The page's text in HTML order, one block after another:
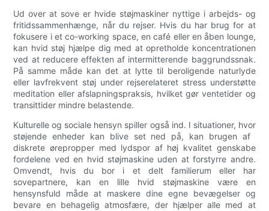
Ud over at sove er hvide støjmaskiner nyttige i arbejds- og
fritidssammenhænge, ​​når du rejser. Hvis du har brug for at
fokusere i et co-working space, en café eller en åben lounge,
kan hvid støj hjælpe dig med at opretholde koncentrationen
ved at reducere effekten af ​​​​intermitterende baggrundssnak.
På samme måde kan det at lytte til beroligende naturlyde
eller lavfrekvent støj under rejserelateret stress understøtte
meditation eller afslapningspraksis, hvilket gør ventetider og
transittider mindre belastende.
Kulturelle og sociale hensyn spiller også ind. I situationer, hvor
støjende enheder kan blive set ned på, kan brugen af ​​
diskrete ørepropper med lydspor af høj kvalitet genskabe
fordelene ved en hvid støjmaskine uden at forstyrre andre.
Omvendt, hvis du bor i et delt familierum eller har
sovepartnere, kan en lille hvid støjmaskine være en
hensynsfuld måde at maskere dine egne bevægelser og
bevare en behagelig atmosfære, der hjælper alle med at